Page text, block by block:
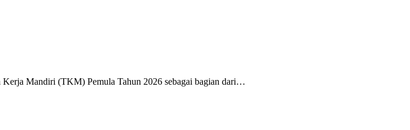
Mandiri (TKM) Pemula Tahun 2026 sebagai bagian dari…